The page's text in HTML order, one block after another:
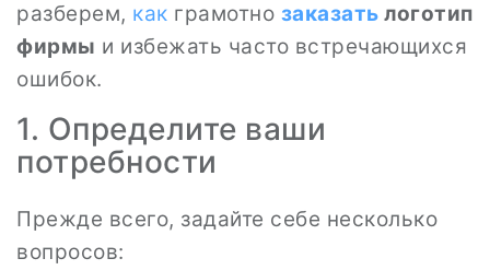
разберем, как грамотно заказать логотип
фирмы и избежать часто встречающихся
ошибок.
1. Определите ваши
потребности
Прежде всего, задайте себе несколько
вопросов: